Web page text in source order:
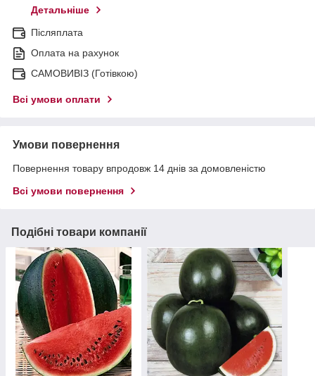
Детальніше
Післяплата
Оплата на рахунок
САМОВИВІЗ (Готівкою)
Всі умови оплати
Умови повернення
Повернення товару впродовж 14 днів за домовленістю
Всі умови повернення
Подібні товари компанії